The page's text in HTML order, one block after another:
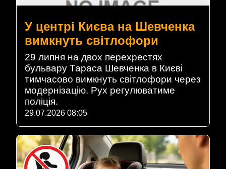
У центрі Києва на Шевченка
вимкнуть світлофори
29 липня на двох перехрестях
бульвару Тараса Шевченка в Києві
тимчасово вимкнуть світлофори через
модернізацію. Рух регулюватиме
поліція.
29.07.2026 08:05